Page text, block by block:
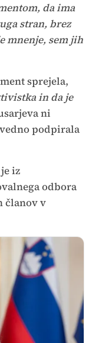
da ima
stran, brez
mnenje, sem jih
sprejela,
in da je
ni
podpirala
iz
odbora
članov v